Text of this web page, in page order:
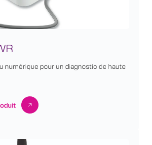
numérique pour un diagnostic de haute